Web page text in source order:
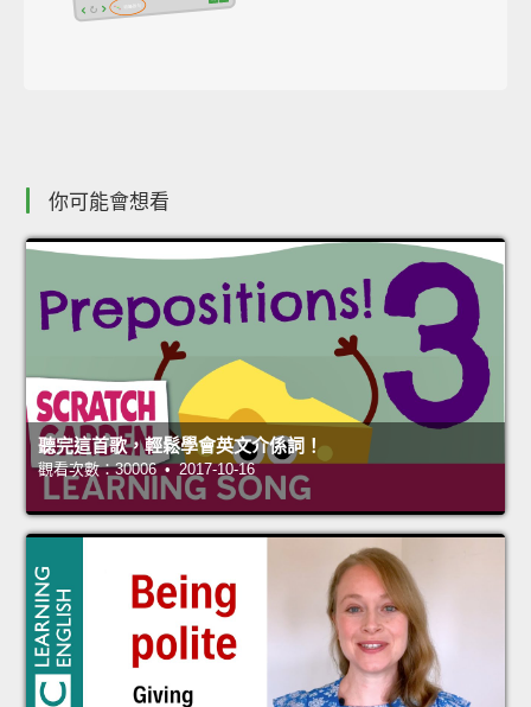
你可能會想看
聽完這首歌，輕鬆學會英文介係詞！
觀看次數：30006 • 2017-10-16